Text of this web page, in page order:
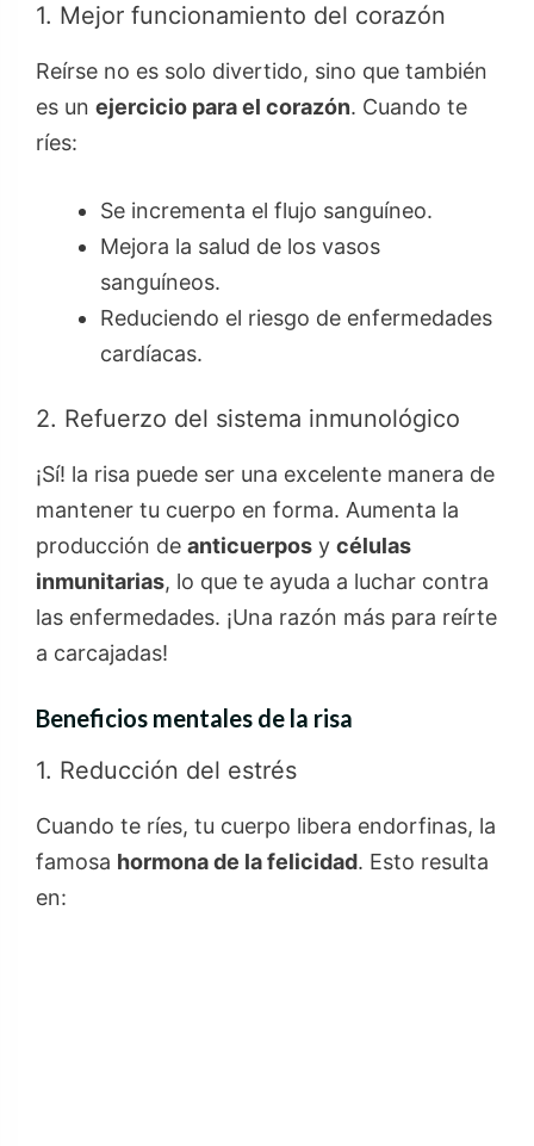
1. Mejor funcionamiento del corazón
Reírse no es solo divertido, sino que también
es un ejercicio para el corazón. Cuando te
ríes:
Se incrementa el flujo sanguíneo.
Mejora la salud de los vasos
sanguíneos.
Reduciendo el riesgo de enfermedades
cardíacas.
2. Refuerzo del sistema inmunológico
¡Sí! la risa puede ser una excelente manera de
mantener tu cuerpo en forma. Aumenta la
producción de anticuerpos y células
inmunitarias, lo que te ayuda a luchar contra
las enfermedades. ¡Una razón más para reírte
a carcajadas!
Beneficios mentales de la risa
1. Reducción del estrés
Cuando te ríes, tu cuerpo libera endorfinas, la
famosa hormona de la felicidad. Esto resulta
en: